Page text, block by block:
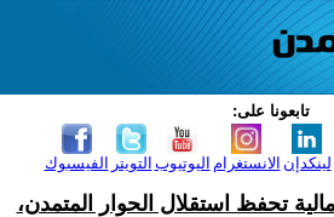
تابعونا على:
الفيسبوك التويتر اليوتيوب الانستغرام لينكدإن
تحفظ استقلال الحوار المتمدن،